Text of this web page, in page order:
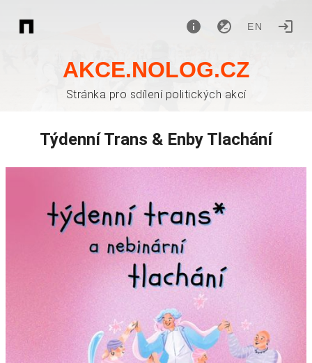
EN
AKCE.NOLOG.CZ
Stránka pro sdílení politických akcí
Týdenní Trans & Enby Tlachání